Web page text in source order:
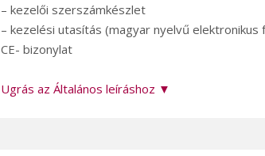
– kezelői szerszámkészlet
– kezelési utasítás (magyar nyelvű elektronikus
CE- bizonylat
Ugrás az Általános leíráshoz ▼